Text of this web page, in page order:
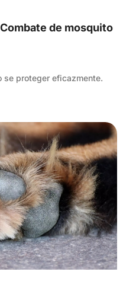
de mosquito
se proteger eficazmente.